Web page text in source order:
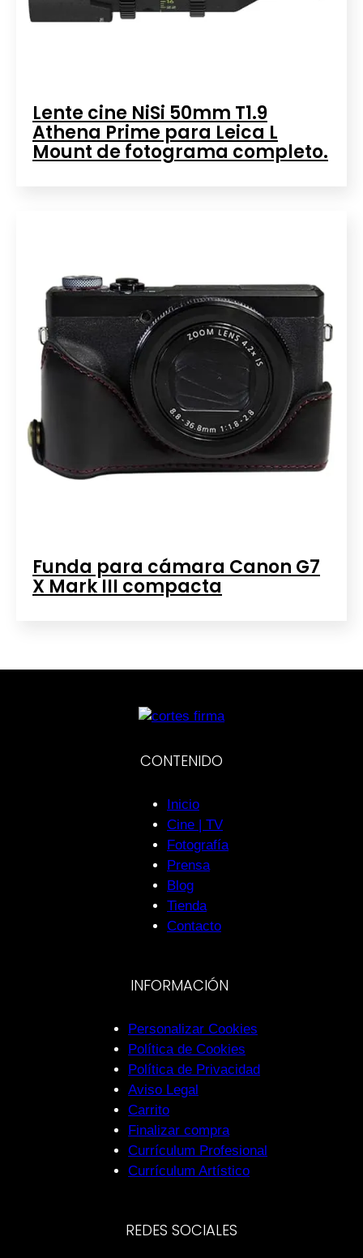
Lente cine NiSi 50mm T1.9
Athena Prime para Leica L
Mount de fotograma completo.
Funda para cámara Canon G7
X Mark III compacta
CONTENIDO
Inicio
Cine | TV
Fotografía
Prensa
Blog
Tienda
Contacto
INFORMACIÓN
Personalizar Cookies
Política de Cookies
Política de Privacidad
Aviso Legal
Carrito
Finalizar compra
Currículum Profesional
Currículum Artístico
REDES SOCIALES